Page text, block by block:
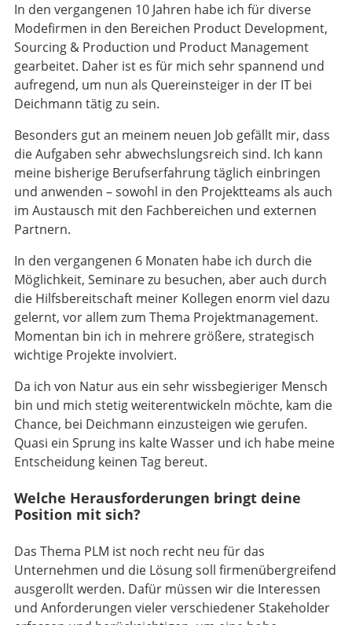
In den vergangenen 10 Jahren habe ich für diverse
Modefirmen in den Bereichen Product Development,
Sourcing & Production und Product Management
gearbeitet. Daher ist es für mich sehr spannend und
aufregend, um nun als Quereinsteiger in der IT bei
Deichmann tätig zu sein.
Besonders gut an meinem neuen Job gefällt mir, dass
die Aufgaben sehr abwechslungsreich sind. Ich kann
meine bisherige Berufserfahrung täglich einbringen
und anwenden – sowohl in den Projektteams als auch
im Austausch mit den Fachbereichen und externen
Partnern.
In den vergangenen 6 Monaten habe ich durch die
Möglichkeit, Seminare zu besuchen, aber auch durch
die Hilfsbereitschaft meiner Kollegen enorm viel dazu
gelernt, vor allem zum Thema Projektmanagement.
Momentan bin ich in mehrere größere, strategisch
wichtige Projekte involviert.
Da ich von Natur aus ein sehr wissbegieriger Mensch
bin und mich stetig weiterentwickeln möchte, kam die
Chance, bei Deichmann einzusteigen wie gerufen.
Quasi ein Sprung ins kalte Wasser und ich habe meine
Entscheidung keinen Tag bereut.
Welche Herausforderungen bringt deine
Position mit sich?
Das Thema PLM ist noch recht neu für das
Unternehmen und die Lösung soll firmenübergreifend
ausgerollt werden. Dafür müssen wir die Interessen
und Anforderungen vieler verschiedener Stakeholder